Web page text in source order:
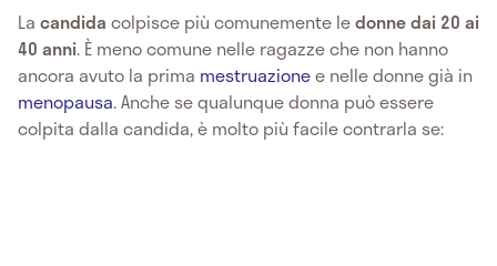
La candida colpisce più comunemente ledonne dai 20 ai
40 anni. È meno comune nelle ragazze che non hanno
ancora avuto la prima mestruazionee nelle donne già in
menopausa. Anche se qualunque donna può essere
colpita dalla candida, è molto più facile contrarla se: